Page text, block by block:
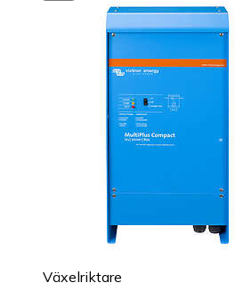
Växelriktare